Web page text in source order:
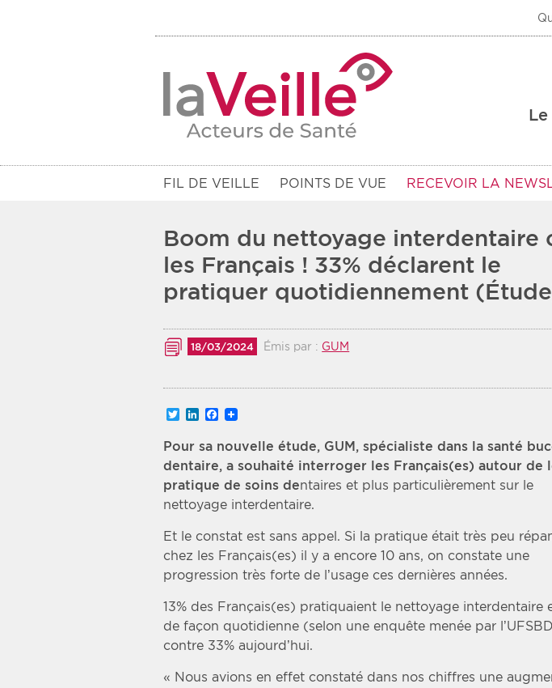
FIL DE VEILLE POINTS DE VUE RECEVOIR LA
Filtres
Communiqués des 10 derniers jours
Type d'information
Zone géographique
Choisir une zone
Période
Choisir une date de
Boom du nettoyage interdentaire
les Français ! 33% déclarent le
pratiquer quotidiennement
18/03/2024 Émis par : GUM
TwitterLinkedInFacebook
Pour sa nouvelle étude, GUM, spécialiste dans la santé
dentaire, a souhaité interroger les Français(es) autour de
pratique de soins dentaires et plus particulièrement sur le
nettoyage interdentaire.
Et le constat est sans appel. Si la pratique était très peu
chez les Français(es) il y a encore 10 ans, on constate une
progression très forte de l’usage ces dernières années.
13% des Français(es) pratiquaient le nettoyage interdentaire
de façon quotidienne (selon une enquête menée par l’UFSBD
contre 33% aujourd’hui.
« Nous avions en effet constaté dans nos chiffres une